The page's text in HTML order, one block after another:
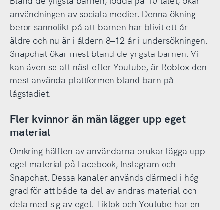
användningen av sociala medier. Denna ökning
beror sannolikt på att barnen har blivit ett år
äldre och nu är i åldern 8–12 år i undersökningen.
Snapchat ökar mest bland de yngsta barnen. Vi
kan även se att näst efter Youtube, är Roblox den
mest använda plattformen bland barn på
lågstadiet.
Fler kvinnor än män lägger upp eget
material
Omkring hälften av användarna brukar lägga upp
eget material på Facebook, Instagram och
Snapchat. Dessa kanaler används därmed i hög
grad för att både ta del av andras material och
dela med sig av eget. Tiktok och Youtube har en